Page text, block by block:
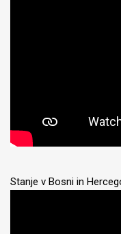
Stanje v Bosni in